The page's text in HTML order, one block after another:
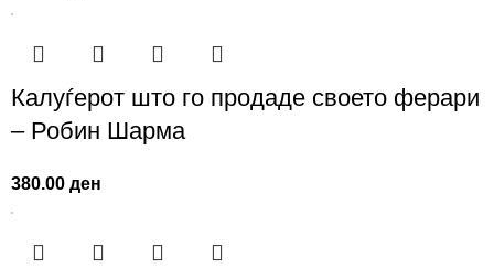
Калуѓерот што го продаде своето ферари
– Робин Шарма
380.00ден